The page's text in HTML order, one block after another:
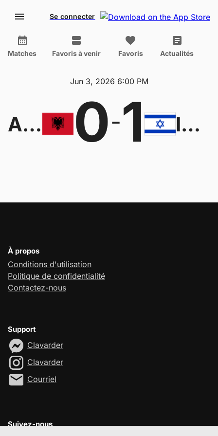
Se connecter
Matches Favoris à venir Favoris Actualités
Jun 3, 2026 6:00 PM
Albania 0-1 Israel
À propos
Conditions d'utilisation
Politique de confidentialité
Contactez-nous
Support
Clavarder
Clavarder
Courriel
Suivez-nous